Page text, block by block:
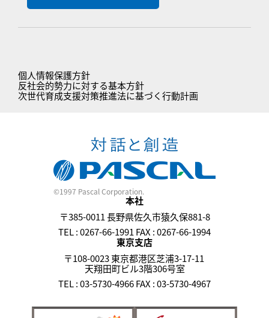
個人情報保護方針
反社会的勢力に対する基本方針
次世代育成支援対策推進法に基づく行動計画
©1997 Pascal Corporation.
本社
〒385-0011 長野県佐久市猿久保881-8
TEL : 0267-66-1991 FAX : 0267-66-1994
東京支店
〒108-0023 東京都港区芝浦3-17-11
天翔田町ビル3階306号室
TEL : 03-5730-4966 FAX : 03-5730-4967